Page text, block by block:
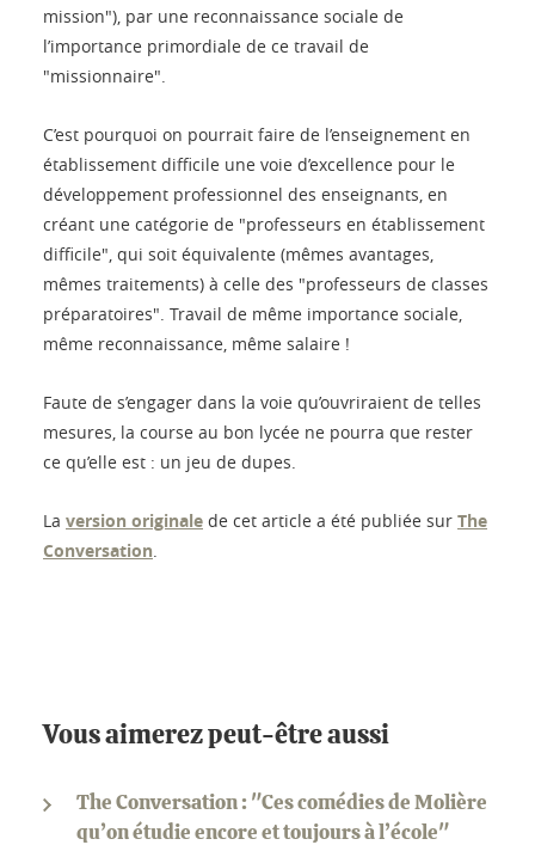
mission"), par une reconnaissance sociale de
l’importance primordiale de ce travail de
"missionnaire".
C’est pourquoi on pourrait faire de l’enseignement en
établissement difficile une voie d’excellence pour le
développement professionnel des enseignants, en
créant une catégorie de "professeurs en établissement
difficile", qui soit équivalente (mêmes avantages,
mêmes traitements) à celle des "professeurs de classes
préparatoires". Travail de même importance sociale,
même reconnaissance, même salaire !
Faute de s’engager dans la voie qu’ouvriraient de telles
mesures, la course au bon lycée ne pourra que rester
ce qu’elle est : un jeu de dupes.
La version originale de cet article a été publiée sur The
Conversation.
Vous aimerez peut-être aussi
The Conversation : "Ces comédies de Molière
qu’on étudie encore et toujours à l’école"